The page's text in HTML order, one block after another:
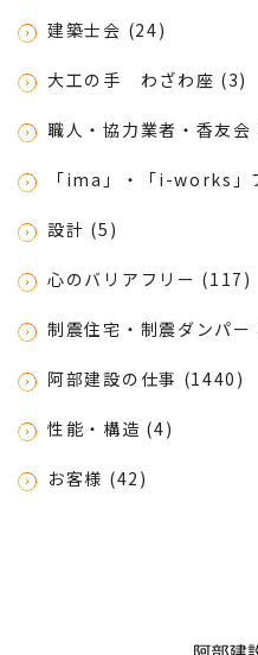
建築士会 (24)
大工の手 わざわ座 (3)
職人・協力業者・香友会
「ima」・「i-works」
設計 (5)
心のバリアフリー (117)
制震住宅・制震ダンパー
阿部建設の仕事 (1440)
性能・構造 (4)
お客様 (42)